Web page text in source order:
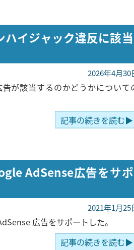
イジャック違反に該当
2026年4月30
が該当するのかどうかについて
記事の続きを読む▶
AdSense広告をサポ
2021年1月25
広告をサポートした。
記事の続きを読む▶